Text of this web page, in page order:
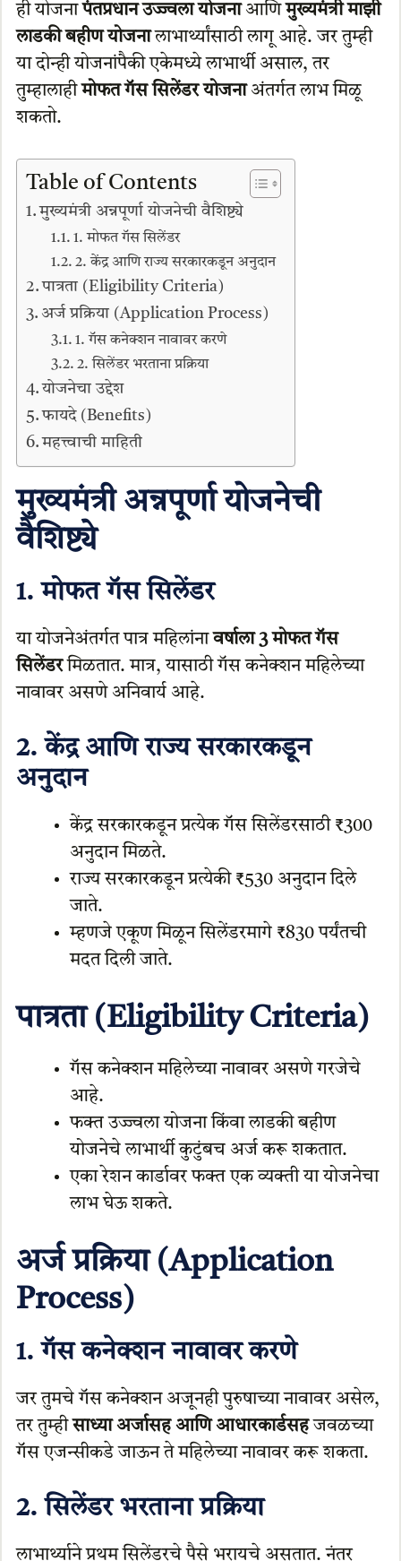
ही योजनापंतप्रधान उज्ज्वला योजनाआणिमुख्यमंत्री माझी
लाडकी बहीण योजनालाभार्थ्यांसाठी लागू आहे. जर तुम्ही
या दोन्ही योजनांपैकी एकेमध्ये लाभार्थी असाल, तर
तुम्हालाहीमोफत गॅस सिलेंडर योजनाअंतर्गत लाभ मिळू
शकतो.
Table of Contents
मुख्यमंत्री अन्नपूर्णा योजनेची वैशिष्ट्ये
1. मोफत गॅस सिलेंडर
2. केंद्र आणि राज्य सरकारकडून अनुदान
पात्रता (Eligibility Criteria)
अर्ज प्रक्रिया (Application Process)
1. गॅस कनेक्शन नावावर करणे
2. सिलेंडर भरताना प्रक्रिया
योजनेचा उद्देश
फायदे (Benefits)
महत्त्वाची माहिती
मुख्यमंत्री अन्नपूर्णा योजनेची
वैशिष्ट्ये
1. मोफत गॅस सिलेंडर
या योजनेअंतर्गत पात्र महिलांनावर्षाला 3 मोफत गॅस
सिलेंडरमिळतात. मात्र, यासाठी गॅस कनेक्शन महिलेच्या
नावावर असणे अनिवार्य आहे.
2. केंद्र आणि राज्य सरकारकडून
अनुदान
केंद्र सरकारकडून प्रत्येक गॅस सिलेंडरसाठी ₹300
अनुदान मिळते.
राज्य सरकारकडून प्रत्येकी ₹530 अनुदान दिले
जाते.
म्हणजे एकूण मिळून सिलेंडरमागे ₹830 पर्यंतची
मदत दिली जाते.
पात्रता (Eligibility Criteria)
गॅस कनेक्शन महिलेच्या नावावर असणे गरजेचे
आहे.
फक्त उज्ज्वला योजना किंवा लाडकी बहीण
योजनेचे लाभार्थी कुटुंबच अर्ज करू शकतात.
एका रेशन कार्डावर फक्त एक व्यक्ती या योजनेचा
लाभ घेऊ शकते.
अर्ज प्रक्रिया (Application
Process)
1. गॅस कनेक्शन नावावर करणे
जर तुमचे गॅस कनेक्शन अजूनही पुरुषाच्या नावावर असेल,
तर तुम्हीसाध्या अर्जासह आणि आधारकार्डसहजवळच्या
गॅस एजन्सीकडे जाऊन ते महिलेच्या नावावर करू शकता.
2. सिलेंडर भरताना प्रक्रिया
लाभार्थ्याने प्रथम सिलेंडरचे पैसे भरायचे असतात. नंतर